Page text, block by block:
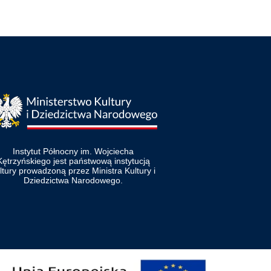
Instytut Północny im. Wojciecha
jest państwową instytucją
prowadzoną przez Ministra Kultury i
Dziedzictwa Narodowego.